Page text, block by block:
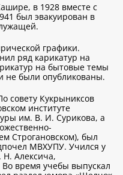
в 1928 вместе с
был эвакуирован в
графики.
ряд карикатур на
на бытовые темы
не были опубликованы.
совету Кукрыниксов
институте
им. В. И. Сурикова, а
Строгановском), был
МВХУПУ. Учился у
Н. Алексича,
время учебы выпускал